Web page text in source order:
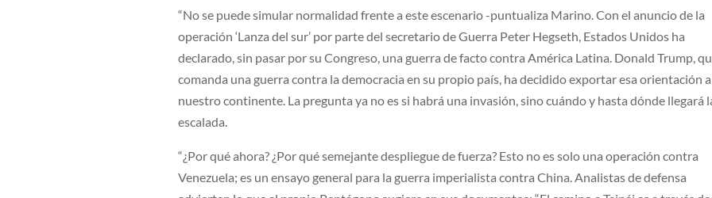
“No se puede simular normalidad frente a este escenario -puntualiza Marino. Con el anuncio de la
operación ‘Lanza del sur’ por parte del secretario de Guerra Peter Hegseth, Estados Unidos ha
declarado, sin pasar por su Congreso, una guerra de facto contra América Latina. Donald Trump,
comanda una guerra contra la democracia en su propio país, ha decidido exportar esa orientación a
nuestro continente. La pregunta ya no es si habrá una invasión, sino cuándo y hasta dónde llegará
escalada.
“¿Por qué ahora? ¿Por qué semejante despliegue de fuerza? Esto no es solo una operación contra
Venezuela; es un ensayo general para la guerra imperialista contra China. Analistas de defensa